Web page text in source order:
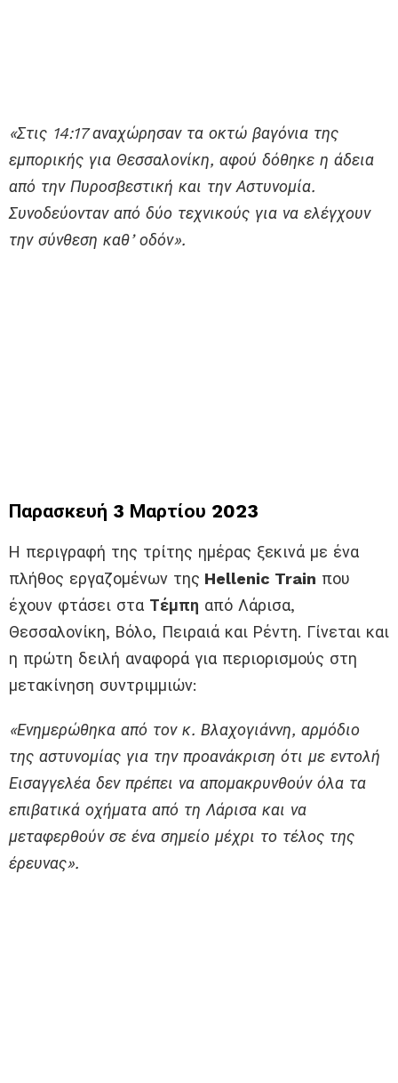
«Στις 14:17 αναχώρησαν τα οκτώ βαγόνια της
εμπορικής για Θεσσαλονίκη, αφού δόθηκε η άδεια
από την Πυροσβεστική και την Αστυνομία.
Συνοδεύονταν από δύο τεχνικούς για να ελέγχουν
την σύνθεση καθ’ οδόν».
Παρασκευή 3 Μαρτίου 2023
Η περιγραφή της τρίτης ημέρας ξεκινά με ένα
πλήθος εργαζομένων της Hellenic Train που
έχουν φτάσει στα Τέμπη από Λάρισα,
Θεσσαλονίκη, Βόλο, Πειραιά και Ρέντη. Γίνεται και
η πρώτη δειλή αναφορά για περιορισμούς στη
μετακίνηση συντριμμιών:
«Ενημερώθηκα από τον κ. Βλαχογιάννη, αρμόδιο
της αστυνομίας για την προανάκριση ότι με εντολή
Εισαγγελέα δεν πρέπει να απομακρυνθούν όλα τα
επιβατικά οχήματα από τη Λάρισα και να
μεταφερθούν σε ένα σημείο μέχρι το τέλος της
έρευνας».